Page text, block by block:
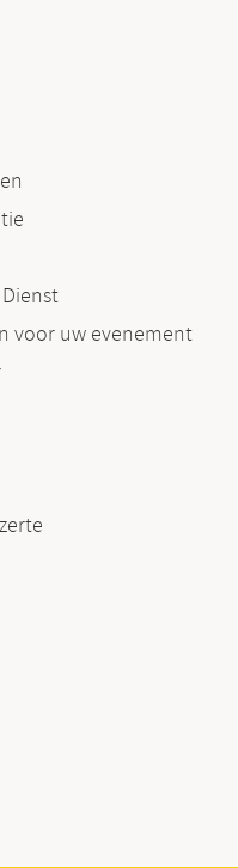
voor uw evenement